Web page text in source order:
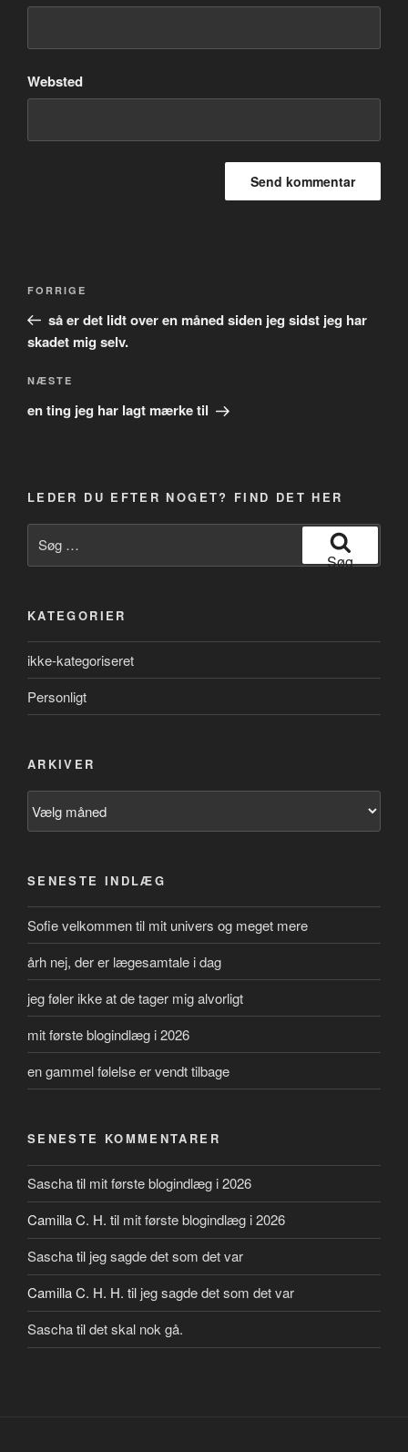
Websted
Indlægsnavigation
Forrige
indlæg
FORRIGE
så er det lidt over en måned siden jeg sidst jeg har
skadet mig selv.
Næste
indlæg
NÆSTE
en ting jeg har lagt mærke til
LEDER DU EFTER NOGET? FIND DET HER
efter:
Søg
KATEGORIER
ikke-kategoriseret
Personligt
ARKIVER
SENESTE INDLÆG
Sofie velkommen til mit univers og meget mere
årh nej, der er lægesamtale i dag
jeg føler ikke at de tager mig alvorligt
mit første blogindlæg i 2026
en gammel følelse er vendt tilbage
SENESTE KOMMENTARER
Saschatil mit første blogindlæg i 2026
Camilla C. H. til mit første blogindlæg i 2026
Saschatil jeg sagde det som det var
Camilla C. H. H. til jeg sagde det som det var
Saschatildet skal nok gå.